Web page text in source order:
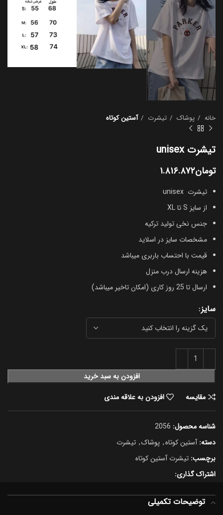
خانه پوشاک تیشرت آستین کوتاه
تیشرت unisex
تومان۱.۸۱۶.۸۷۲
تیشرت unisex
از سایز S تا XL
جنس نخی تولید ترکیه
مشخصات سایز در اسلاید
قیمت با احتساب باربری میباشد
هزینه ارسال درب منزل
ارسال تا 25 روز کاری (امکان تاخیر میباشد)
سایز
افزودن به سبد خرید
مقایسه
افزودن به علاقه مندی
شناسه محصول: 2056
دسته: آستین کوتاه, پوشاک, تیشرت
برچسب: تیشرت آستین کوتاه
اشتراک گذاری:
توضیحات تکمیلی